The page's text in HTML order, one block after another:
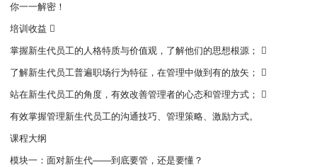
你一一解密！
培训收益 
掌握新生代员工的人格特质与价值观，了解他们的思想根源； 
了解新生代员工普遍职场行为特征，在管理中做到有的放矢； 
站在新生代员工的角度，有效改善管理者的心态和管理方式； 
有效掌握管理新生代员工的沟通技巧、管理策略、激励方式。
课程大纲
模块一：面对新生代——到底要管，还是要懂？